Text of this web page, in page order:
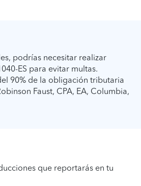
podrías necesitar realizar
ES para evitar multas.
90% de la obligación tributaria
Faust, CPA, EA, Columbia,
que reportarás en tu